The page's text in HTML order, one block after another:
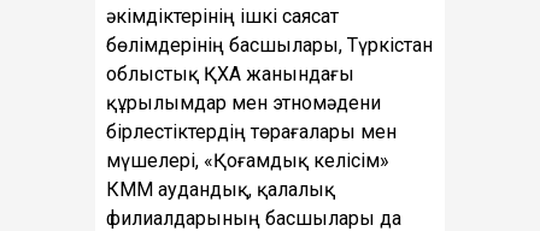
әкімдіктерінің ішкі саясат
бөлімдерінің басшылары, Түркістан
облыстық ҚХА жанындағы
құрылымдар мен этномәдени
бірлестіктердің төрағалары мен
мүшелері, «Қоғамдық келісім»
КММ аудандық, қалалық
филиалдарының басшылары да